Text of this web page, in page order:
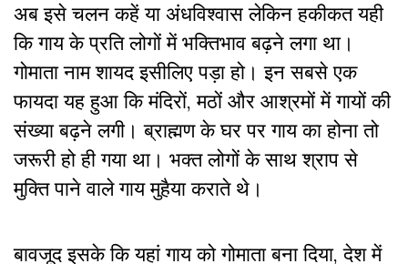
अब इसे चलन कहें या अंधविश्वास लेकिन हकीकत यही
कि गाय के प्रति लोगों में भक्तिभाव बढ़ने लगा था।
गोमाता नाम शायद इसीलिए पड़ा हो। इन सबसे एक
फायदा यह हुआ कि मंदिरों, मठों और आश्रमों में गायों की
संख्या बढ़ने लगी। ब्राह्मण के घर पर गाय का होना तो
जरूरी हो ही गया था। भक्त लोगों के साथ श्राप से
मुक्ति पाने वाले गाय मुहैया कराते थे।
बावजूद इसके कि यहां गाय को गोमाता बना दिया, देश में